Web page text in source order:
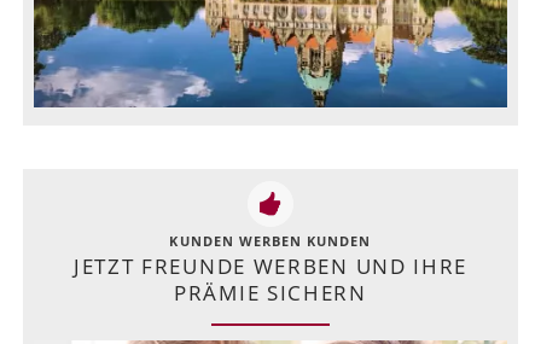
KUNDEN WERBEN KUNDEN
JETZT FREUNDE WERBEN UND IHRE
PRÄMIE SICHERN